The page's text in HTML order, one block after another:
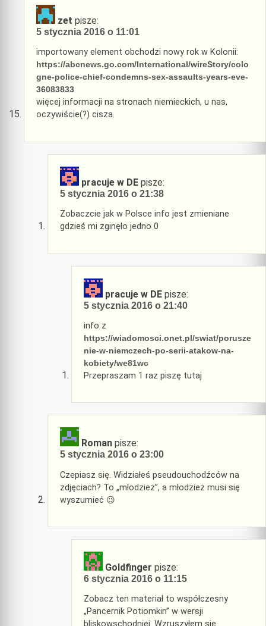
zet pisze:
5 stycznia 2016 o 11:01
importowany element obchodzi nowy rok w Kolonii:
https://abcnews.go.com/International/wireStory/colo
gne-police-chief-condemns-sex-assaults-years-eve-
36083833
więcej informacji na stronach niemieckich, u nas,
oczywiście(?) cisza.
pracuje w DE pisze:
5 stycznia 2016 o 21:38
Zobaczcie jak w Polsce info jest zmieniane
gdzieś mi zginęło jedno 0
pracuje w DE pisze:
5 stycznia 2016 o 21:40
info z
https://wiadomosci.onet.pl/swiat/porusze
nie-w-niemczech-po-serii-atakow-na-
kobiety/we81wc
Przepraszam 1 raz piszę tutaj
Roman pisze:
5 stycznia 2016 o 23:00
Czepiasz się. Widziałeś pseudouchodźców na
zdjęciach? To „młodzież”, a młodzież musi się
wyszumieć 😉
Goldfinger pisze:
6 stycznia 2016 o 11:15
Zobacz ten materiał to współczesny
„Pancernik Potiomkin” w wersji